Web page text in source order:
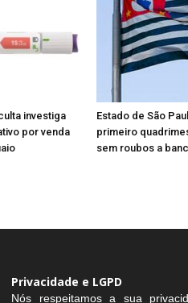
investiga
por venda
Estado de São
primeiro
sem roubos a
Privacidade e LGPD
Nós respeitamos a sua